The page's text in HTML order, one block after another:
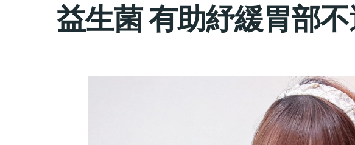
益生菌 有助紓緩胃部